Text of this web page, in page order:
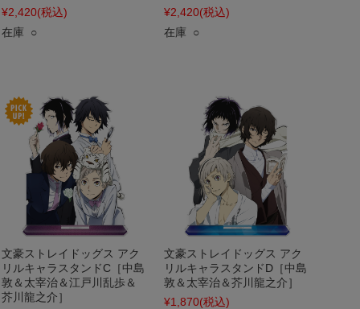
¥2,420(税込)
在庫 ○
¥2,420(税込)
在庫 ○
文豪ストレイドッグス アク
リルキャラスタンドC［中島
敦＆太宰治＆江戸川乱歩＆
芥川龍之介］
文豪ストレイドッグス アク
リルキャラスタンドD［中島
敦＆太宰治＆芥川龍之介］
¥1,870(税込)